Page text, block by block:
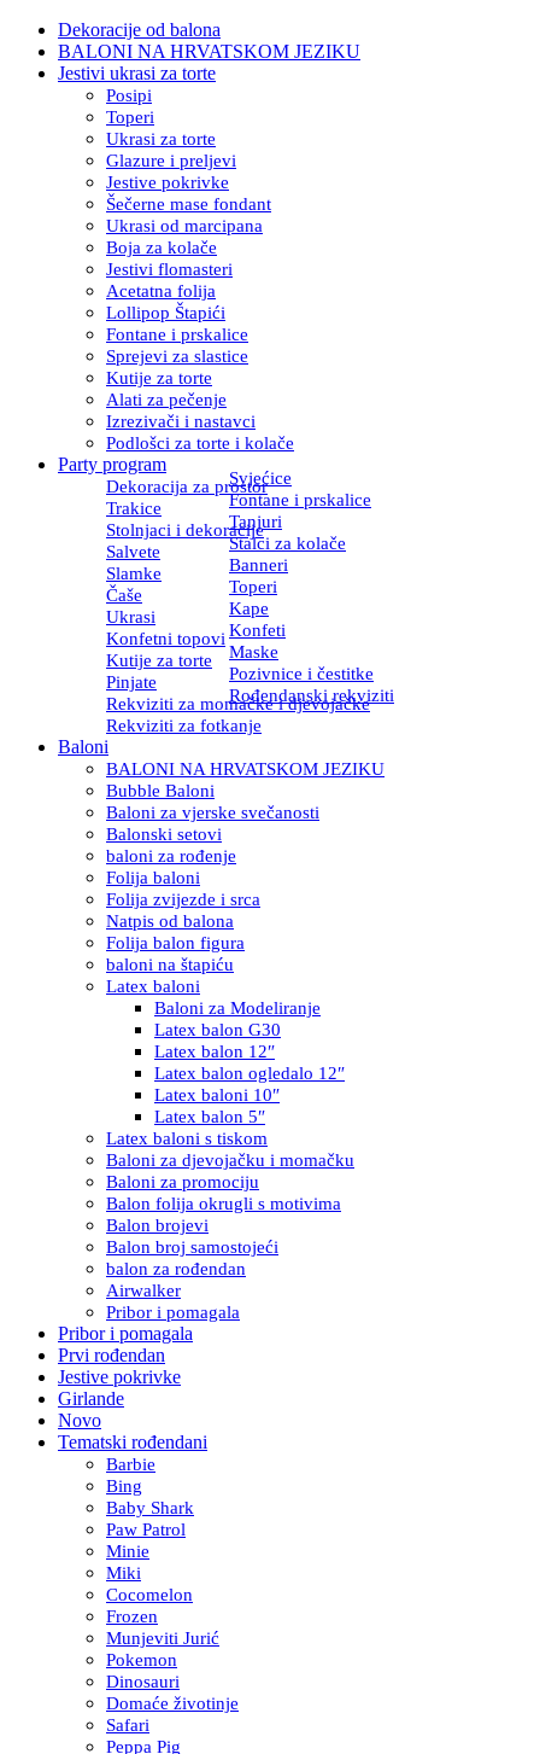
Dekoracije od balona
BALONI NA HRVATSKOM JEZIKU
Jestivi ukrasi za torte
Posipi
Toperi
Ukrasi za torte
Glazure i preljevi
Jestive pokrivke
Šečerne mase fondant
Ukrasi od marcipana
Boja za kolače
Jestivi flomasteri
Acetatna folija
Lollipop Štapići
Fontane i prskalice
Sprejevi za slastice
Kutije za torte
Alati za pečenje
Izrezivači i nastavci
Podlošci za torte i kolače
Party program
Dekoracija za prostor
Svjećice
Trakice
Fontane i prskalice
Stolnjaci i dekoracije
Tanjuri
Salvete
Stalci za kolače
Slamke
Banneri
Čaše
Toperi
Ukrasi
Kape
Konfetni topovi Konfeti
Kutije za torte
Maske
Pinjate
Pozivnice i čestitke
Rekviziti za momačke i djevojačke
Rođendanski rekviziti
Rekviziti za fotkanje
Baloni
BALONI NA HRVATSKOM JEZIKU
Bubble Baloni
Baloni za vjerske svečanosti
Balonski setovi
baloni za rođenje
Folija baloni
Folija zvijezde i srca
Natpis od balona
Folija balon figura
baloni na štapiću
Latex baloni
Baloni za Modeliranje
Latex balon G30
Latex balon 12″
Latex balon ogledalo 12″
Latex baloni 10″
Latex balon 5″
Latex baloni s tiskom
Baloni za djevojačku i momačku
Baloni za promociju
Balon folija okrugli s motivima
Balon brojevi
Balon broj samostojeći
balon za rođendan
Airwalker
Pribor i pomagala
Pribor i pomagala
Prvi rođendan
Jestive pokrivke
Girlande
Novo
Tematski rođendani
Barbie
Bing
Baby Shark
Paw Patrol
Minie
Miki
Cocomelon
Frozen
Munjeviti Jurić
Pokemon
Dinosauri
Domaće životinje
Safari
Peppa Pig